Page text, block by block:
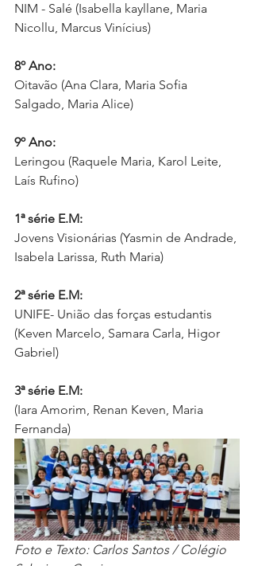
NIM - Salé (Isabella kayllane, Maria
Nicollu, Marcus Vinícius)
8º Ano:
Oitavão (Ana Clara, Maria Sofia
Salgado, Maria Alice)
9º Ano:
Leringou (Raquele Maria, Karol Leite,
Laís Rufino)
1ª série E.M:
Jovens Visionárias (Yasmin de Andrade,
Isabela Larissa, Ruth Maria)
2ª série E.M:
UNIFE- União das forças estudantis
(Keven Marcelo, Samara Carla, Higor
Gabriel)
3ª série E.M:
(Iara Amorim, Renan Keven, Maria
Fernanda)
Foto e Texto: Carlos Santos / Colégio